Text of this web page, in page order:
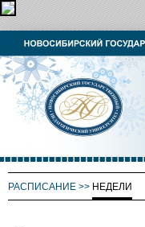
РАСПИСАНИЕ >> НЕДЕЛИ